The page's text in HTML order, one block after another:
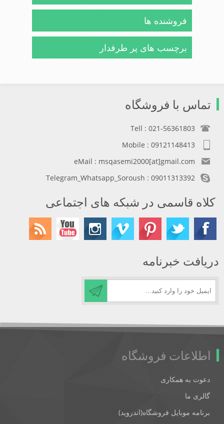
فروشنده ها
برچسب های پر طرفدار
تماس با فروشگاه
Tell : 021-56361803
Mobile : 09121148413
eMail : msqasemi2000[at]gmail.com
Telegram_Whatsapp_Soroush : 09011313392
کلاه قاسمی در شبکه های اجتماعی
دریافت خبرنامه
اطلاعات فروشگاه
دعوت به همکاری
گالری ما
برنامه موبایل فروشگاه(اندروید)